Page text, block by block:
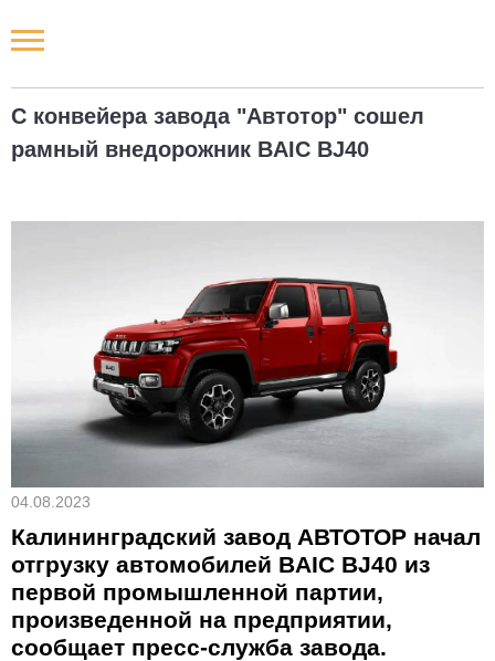
С конвейера завода "Автотор" сошел
рамный внедорожник BAIC BJ40
04.08.2023
Калининградский завод АВТОТОР начал
отгрузку автомобилей BAIC BJ40 из
первой промышленной партии,
произведенной на предприятии,
сообщает пресс-служба завода.
Новости РФ
Городские новости